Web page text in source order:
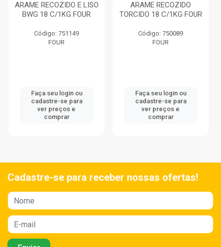
ARAME RECOZIDO E LISO
BWG 18 C/1KG FOUR
Código: 751149
FOUR
Faça seu login ou
cadastre-se para
ver preços e
comprar
ARAME RECOZIDO
TORCIDO 18 C/1KG FOUR
Código: 750089
FOUR
Faça seu login ou
cadastre-se para
ver preços e
comprar
Cadastre-se para receber nossas ofertas!